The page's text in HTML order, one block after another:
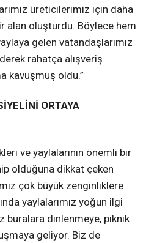
üreticilerimiz için daha
alan oluşturdu. Böylece hem
gelen vatandaşlarımız
rahatça alışveriş
kavuşmuş oldu.”
ORTAYA
ve yaylalarının önemli bir
olduğuna dikkat çeken
çok büyük zenginliklere
yaylalarımız yoğun ilgi
buralara dinlenmeye, piknik
geliyor. Biz de